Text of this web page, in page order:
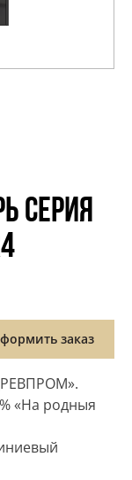
СЕРИЯ
заказ
«На родныя